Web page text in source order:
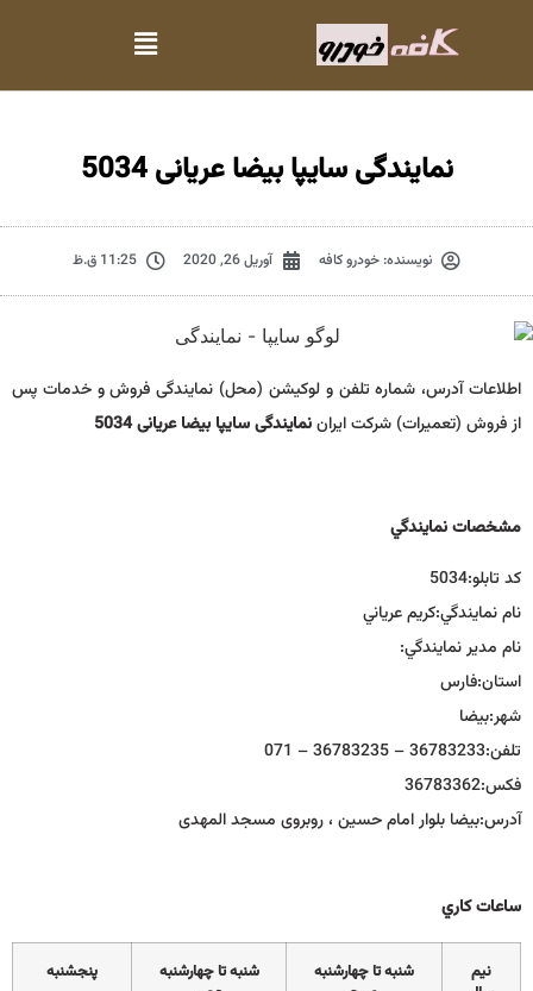
نمایندگی سایپا بیضا عریانی 5034
نویسنده:خودرو کافه آوریل 26, 2020 11:25 ق.ظ
اطلاعات آدرس، شماره تلفن و لوکیشن (محل) نمایندگی فروش و خدمات پس
از فروش (تعمیرات) شرکت ایراننمایندگی سایپا بیضا عریانی 5034
مشخصات نمايندگي
كد تابلو:5034
نام نمايندگي:كريم عرياني
نام مدير نمايندگي:
استان:فارس
شهر:بيضا
تلفن:36783233 – 36783235 – 071
فكس:36783362
آدرس:بیضا بلوار امام حسین ، روبروی مسجد المهدی
ساعات كاري
نيم
شنبه تا چهارشنبه
شنبه تا چهارشنبه
پنجشنبه